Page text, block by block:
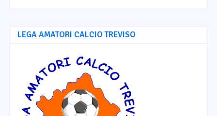
LEGA AMATORI CALCIO TREVISO